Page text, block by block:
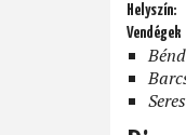
Helyszín
Vendégek